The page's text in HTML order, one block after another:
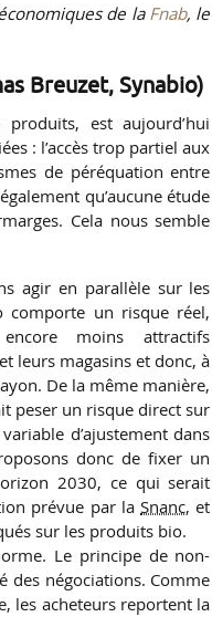
de la Fnab, le
Breuzet, Synabio)
est aujourd’hui
: l’accès trop partiel aux
de péréquation entre
qu’aucune étude
Cela nous semble
agir en parallèle sur les
comporte un risque réel,
moins attractifs
leurs magasins et donc, à
De la même manière,
peser un risque direct sur
d’ajustement dans
donc de fixer un
2030, ce qui serait
prévue par laSnanc, et
sur les produits bio.
Le principe de non-
des négociations. Comme
les acheteurs reportent la